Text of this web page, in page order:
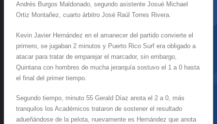
Andrés Burgos Maldonado, segundo asistente Josué Michael
Ortiz Montañez, cuarto árbitro José Raúl Torres Rivera.
Kevin Javier Hernández en el amanecer del partido convierte el
primero, se jugaban 2 minutos y Puerto Rico Surf era obligado a
atacar para tratar de emparejar el marcador, sin embargo,
Quintana con hombres de mucha jerarquía sostuvo el 1 a 0 hasta
el final del primer tiempo.
Segundo tiempo, minuto 55 Gerald Díaz anota el 2 a 0, más
tranquilos los Académicos trataron de sostener el resultado
adueñándose de la pelota, nuevamente es Hernández que anota